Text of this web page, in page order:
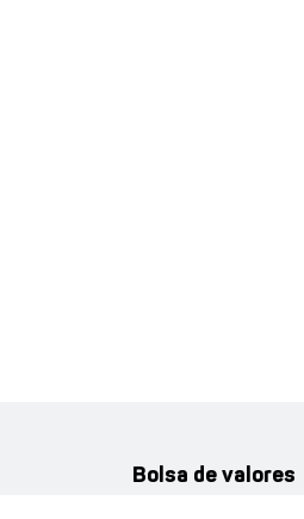
Bolsa de valores